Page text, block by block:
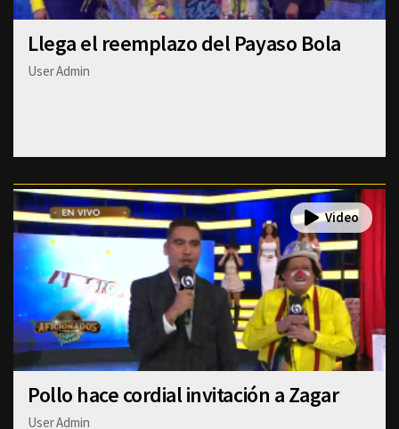
Llega el reemplazo del Payaso Bola
User Admin
Pollo hace cordial invitación a Zagar
User Admin